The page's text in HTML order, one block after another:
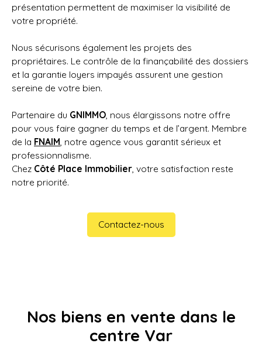
présentation permettent de maximiser la visibilité de
votre propriété.
Nous sécurisons également les projets des
propriétaires. Le contrôle de la finançabilité des dossiers
et la garantie loyers impayés assurent une gestion
sereine de votre bien.
Partenaire du GNIMMO , nous élargissons notre offre
pour vous faire gagner du temps et de l’argent. Membre
de la FNAIM , notre agence vous garantit sérieux et
professionnalisme.
Chez Côté Place Immobilier , votre satisfaction reste
notre priorité.
Contactez-nous
Nos biens en vente dans le
centre Var